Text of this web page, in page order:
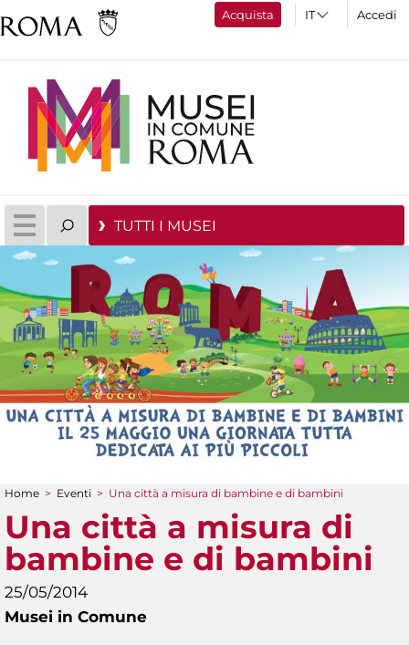
Acquista Accedi
TUTTI I MUSEI
Tu sei qui
Home > Eventi > Una città a misura di bambine e di bambini
Una città a misura di
bambine e di bambini
25/05/2014
Musei in Comune